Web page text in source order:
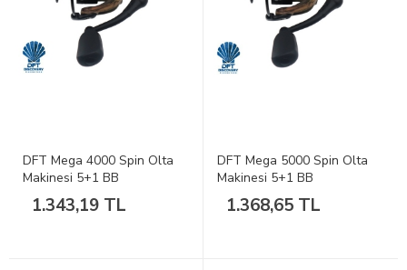
DFT Mega 4000 Spin Olta
Makinesi 5+1 BB
1.343,19 TL
DFT Mega 5000 Spin Olta
Makinesi 5+1 BB
1.368,65 TL